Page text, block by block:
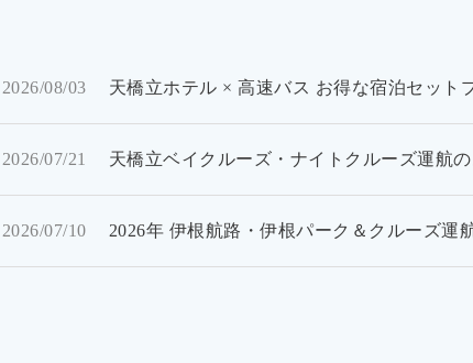
2026/08/03 天橋立ホテル × 高速バス お得な宿泊セット
2026/07/21 天橋立ベイクルーズ・ナイトクルーズ運航
2026/07/10 2026年 伊根航路・伊根パーク＆クルーズ運